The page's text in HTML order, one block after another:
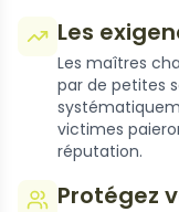
Les
Les maîtres
par de petites
victimes
réputation.
Protégez